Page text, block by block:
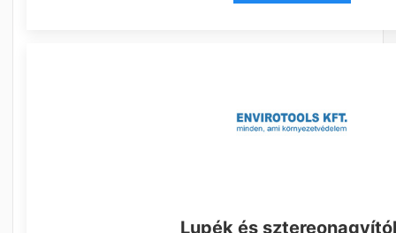
Lupék és